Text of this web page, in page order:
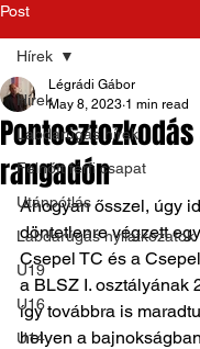
Post
Hírek
Labdarúgás hírek
Felnőtt férfi csapat
Utánpótlás
Labdarúgás nyilatkozatok
U19
U16
U14
Hírek
rangadón
Légrádi Gábor
May 8, 2023 1 min read
Ahogyan ősszel, úgy
döntetlenre végzett
Csepel TC és a
a BLSZ I. osztályának
így továbbra is
helyen a